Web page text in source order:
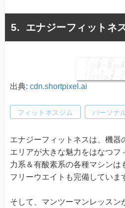
エナジーフィットネ
出典: cdn.shortpixel.ai
フィットネスジム パーソナ
エナジーフィットネスは、機器
エリアが大きな魅力をはなつフ
力系＆有酸素系の各種マシンは
フリーウエイトも完備していま
そして、マンツーマンレッスン